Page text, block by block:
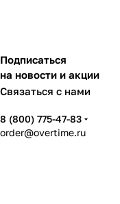
Подписаться
на новости и акции
Связаться с нами
8 (800) 775-47-83
order@overtime.ru